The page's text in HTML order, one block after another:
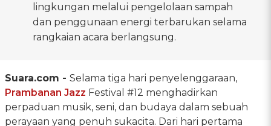
lingkungan melalui pengelolaan sampah
dan penggunaan energi terbarukan selama
rangkaian acara berlangsung.
Suara.com - Selama tiga hari penyelenggaraan,
Prambanan Jazz Festival #12 menghadirkan
perpaduan musik, seni, dan budaya dalam sebuah
perayaan yang penuh sukacita. Dari hari pertama